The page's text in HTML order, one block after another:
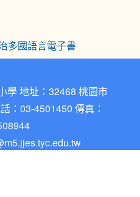
多國語言電子書
學 地址：32468 桃園市
：03-4501450 傳真：